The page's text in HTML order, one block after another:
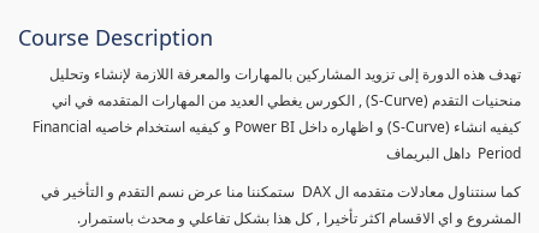
Course Description
تهدف هذه الدورة إلى تزويد المشاركين بالمهارات والمعرفة اللازمة لإنشاء وتحليل
منحنيات التقدم (S-Curve) , الكورس يغطي العديد من المهارات المتقدمه في اني
كيفيه انشاء (S-Curve) و اظهاره داخل Power BI و كيفيه استخدام خاصيه Financial
Period داهل البريماف
كما سنتناول معادلات متقدمه ال DAX ستمكننا منا عرض نسم التقدم و التأخير في
المشروع و اي الاقسام اكثر تأخيرا , كل هذا بشكل تفاعلي و محدث باستمرار.